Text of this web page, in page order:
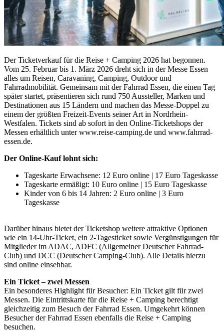
Der Ticketverkauf für die Reise + Camping 2026 hat begonnen.
Vom 25. Februar bis 1. März 2026 dreht sich in der Messe Essen
alles um Reisen, Caravaning, Camping, Outdoor und
Fahrradmobilität. Gemeinsam mit der Fahrrad Essen, die einen Tag
später startet, präsentieren sich rund 750 Aussteller, Marken und
Destinationen aus 15 Ländern und machen das Messe-Doppel zu
einem der größten Freizeit-Events seiner Art in Nordrhein-
Westfalen. Tickets sind ab sofort in den Online-Ticketshops der
Messen erhältlich unter www.reise-camping.de und www.fahrrad-
essen.de.
Der Online-Kauf lohnt sich:
Tageskarte Erwachsene: 12 Euro online | 17 Euro Tageskasse
Tageskarte ermäßigt: 10 Euro online | 15 Euro Tageskasse
Kinder von 6 bis 14 Jahren: 2 Euro online | 3 Euro
Tageskasse
Darüber hinaus bietet der Ticketshop weitere attraktive Optionen
wie ein 14-Uhr-Ticket, ein 2-Tagesticket sowie Vergünstigungen für
Mitglieder im ADAC, ADFC (Allgemeiner Deutscher Fahrrad-
Club) und DCC (Deutscher Camping-Club). Alle Details hierzu
sind online einsehbar.
Ein Ticket – zwei Messen
Ein besonderes Highlight für Besucher: Ein Ticket gilt für zwei
Messen. Die Eintrittskarte für die Reise + Camping berechtigt
gleichzeitig zum Besuch der Fahrrad Essen. Umgekehrt können
Besucher der Fahrrad Essen ebenfalls die Reise + Camping
besuchen.